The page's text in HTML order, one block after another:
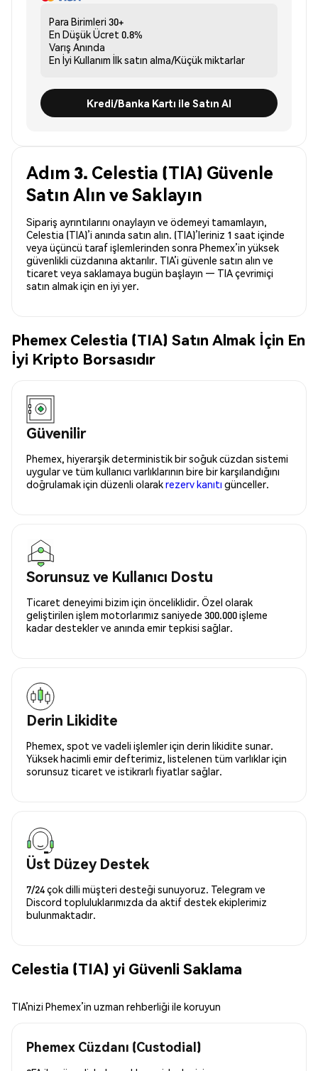
Para Birimleri 30+
En Düşük Ücret 0.8%
Varış Anında
En İyi Kullanım İlk satın alma/Küçük miktarlar
Kredi/Banka Kartı ile Satın Al
Adım 3. Celestia (TIA) Güvenle
Satın Alın ve Saklayın
Sipariş ayrıntılarını onaylayın ve ödemeyi tamamlayın,
Celestia (TIA)’i anında satın alın. (TIA)’leriniz 1 saat içinde
veya üçüncü taraf işlemlerinden sonra Phemex’in yüksek
güvenlikli cüzdanına aktarılır. TIA’i güvenle satın alın ve
ticaret veya saklamaya bugün başlayın — TIA çevrimiçi
satın almak için en iyi yer.
Phemex Celestia (TIA) Satın Almak İçin En
İyi Kripto Borsasıdır
Güvenilir
Phemex, hiyerarşik deterministik bir soğuk cüzdan sistemi
uygular ve tüm kullanıcı varlıklarının bire bir karşılandığını
doğrulamak için düzenli olarakrezerv kanıtı günceller.
Sorunsuz ve Kullanıcı Dostu
Ticaret deneyimi bizim için önceliklidir. Özel olarak
geliştirilen işlem motorlarımız saniyede 300.000 işleme
kadar destekler ve anında emir tepkisi sağlar.
Derin Likidite
Phemex, spot ve vadeli işlemler için derin likidite sunar.
Yüksek hacimli emir defterimiz, listelenen tüm varlıklar için
sorunsuz ticaret ve istikrarlı fiyatlar sağlar.
Üst Düzey Destek
7/24 çok dilli müşteri desteği sunuyoruz. Telegram ve
Discord topluluklarımızda da aktif destek ekiplerimiz
bulunmaktadır.
Celestia (TIA) yi Güvenli Saklama
TIA’nizi Phemex’in uzman rehberliği ile koruyun
Phemex Cüzdanı (Custodial)